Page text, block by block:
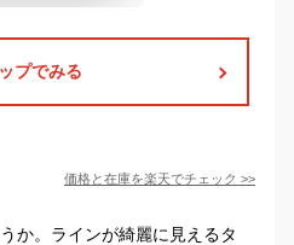
プでみる
価格と在庫を楽天でチェック >>
か。ラインが綺麗に見えるタ